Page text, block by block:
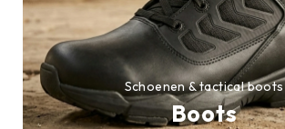
Boots
Schoenen & tactical boots